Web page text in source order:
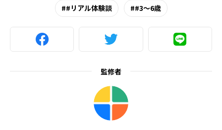
#リアル体験談 #3～6歳
監修者